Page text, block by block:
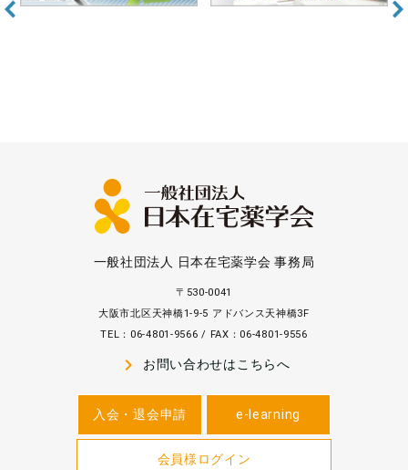
一般社団法人 日本在宅薬学会 事務局
〒530-0041
大阪市北区天神橋1-9-5 アドバンス天神橋3F
TEL：06-4801-9566 / FAX：06-4801-9556
navigate_next お問い合わせはこちらへ
入会・退会申請 e-learning
会員様ログイン